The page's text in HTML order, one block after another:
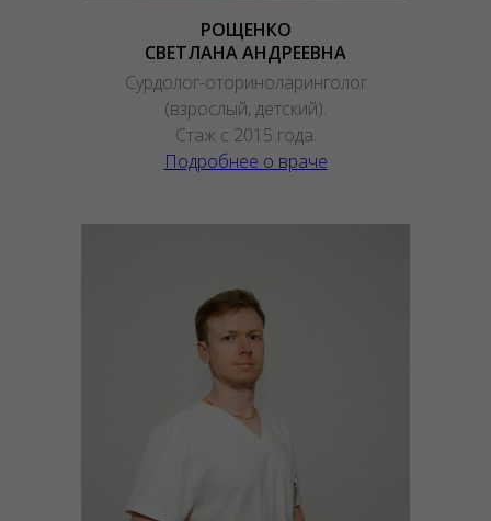
РОЩЕНКО
СВЕТЛАНА АНДРЕЕВНА
Сурдолог-оториноларинголог
(взрослый, детский).
Стаж с 2015 года.
Подробнее о враче